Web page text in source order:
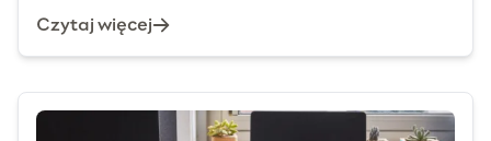
Czytaj więcej